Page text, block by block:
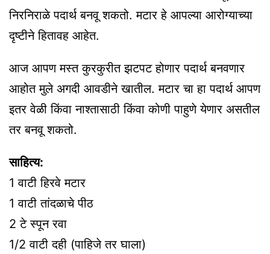
निरनिराळे पदार्थ बनवू शकतो. मटार हे आपल्या आरोग्याच्या
दृष्टीने हितावह आहेत.
आज आपण मस्त कुरकुरीत झटपट होणार पदार्थ बनवणार
आहोत मुले अगदी आवडीने खातील. मटार चा हा पदार्थ आपण
इतर वेळी किंवा नाश्तासाठी किंवा कोणी पाहुणे येणार असतील
तर बनवू शकतो.
साहित्य:
1 वाटी हिरवे मटार
1 वाटी तांदळाचे पीठ
2 टे स्पून रवा
1/2 वाटी दही (पाहिजे तर घाला)